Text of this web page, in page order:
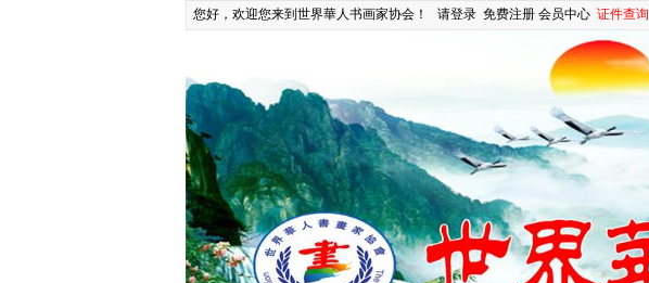
您好，欢迎您来到世界華人书画家协会！ 请登录 免费注册 会员中心 证件查询